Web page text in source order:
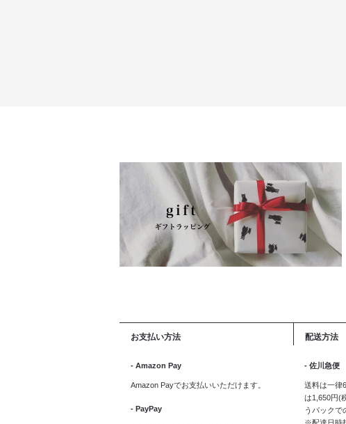
お支払い方法
- Amazon Pay
Amazon Payでお支払いいただけます。
- PayPay
配送方法
- 佐川急便
送料は一律
は1,650円(
うパックで